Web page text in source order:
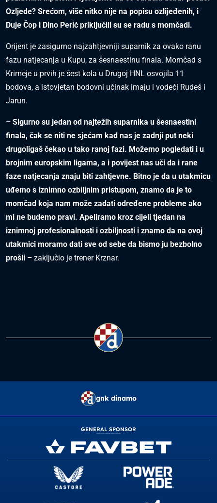
Ozljede? Srećom, više nitko nije na popisu ozlijeđenih, i
Duje Čop i Dino Perić priključili su se radu s momčadi.
Orijent je zasigurno najzahtjevniji suparnik za ovako ranu
fazu natjecanja u Kupu, za šesnaestinu finala. Momčad s
Krimeje u prvih je šest kola u Drugoj HNL osvojila 11
bodova, a istovjetan bodovni učinak imaju i vodeći Rudeš i
Jarun.
– Sigurno su jedan od najtežih suparnika u šesnaestini
finala, čak se niti ne sjećam kad nas je zadnji put neki
drugoligaš čekao u tako ranoj fazi. Možemo pogledati i u
brojnim europskim ligama, a i povijest nas uči da i rane
faze natjecanja znaju biti zahtjevne. Bitno je da u utakmicu
uđemo s iznimno ozbiljnim pristupom, znamo da je to
momčad koja nam može zadati određene probleme ako
mi ne budemo pravi. Apeliramo kroz cijeli tjedan na
iznimnoj profesionalnosti i ozbiljnosti i znamo da na ovoj
utakmici moramo dati sve od sebe da bismo ju bezbolno
prošli – zaključio je trener Krznar.
gnk dinamo
GENERAL SPONSOR